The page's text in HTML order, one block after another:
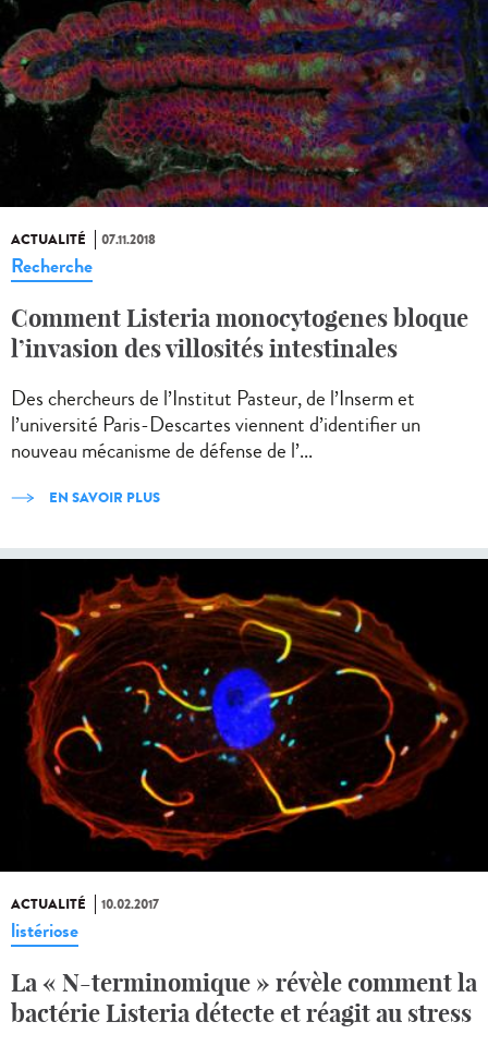
ACTUALITÉ 07.11.2018
Recherche
Comment Listeria monocytogenes bloque
l’invasion des villosités intestinales
Des chercheurs de l’Institut Pasteur, de l’Inserm et
l’université Paris-Descartes viennent d’identifier un
nouveau mécanisme de défense de l’...
EN SAVOIR PLUS
ACTUALITÉ 10.02.2017
listériose
La « N-terminomique » révèle comment la
bactérie Listeria détecte et réagit au stress